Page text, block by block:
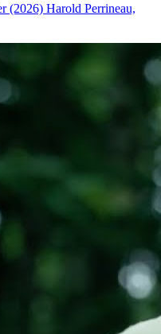
(2026) Harold Perrineau,